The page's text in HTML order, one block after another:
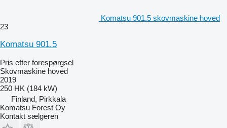
Komatsu 901.5 skovmaskine hoved
23
Komatsu 901.5
Pris efter forespørgsel
Skovmaskine hoved
2019
250 HK (184 kW)
Finland, Pirkkala
Komatsu Forest Oy
Kontakt sælgeren